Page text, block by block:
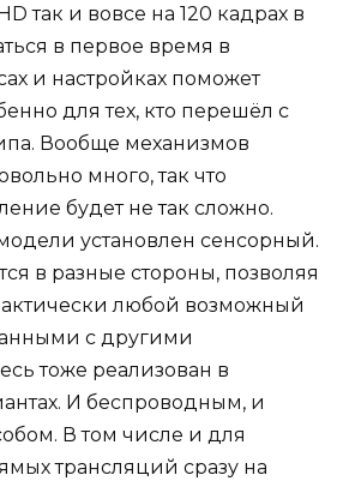
так и вовсе на 120 кадрах в
в первое время в
и настройках поможет
для тех, кто перешёл с
Вообще механизмов
много, так что
будет не так сложно.
установлен сенсорный.
в разные стороны, позволяя
любой возможный
с другими
тоже реализован в
И беспроводным, и
В том числе и для
трансляций сразу на